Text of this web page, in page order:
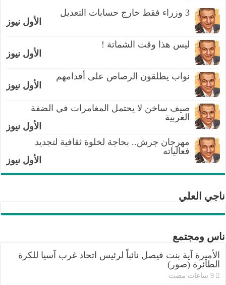
3 وزراء فقط خارج حسابات التعديل
الأول نيوز
ليس هذا وقت الشماتة !
الأول نيوز
نواب يطلقون الرصاص على أقدامهم
الأول نيوز
صيف ساخن لا يحتمل المغامرات في الضفة
الغربية
الأول نيوز
مهرجان جرش.. بحاجة لخلوة ثقافية لتجديد
فعالياته
الأول نيوز
ناجي العلي
ناس ومجتمع
الأميرة آية بنت فيصل نائباً لرئيس اتحاد غرب آسيا للكرة
الطائرة (صور)
‏9 ساعات مضت